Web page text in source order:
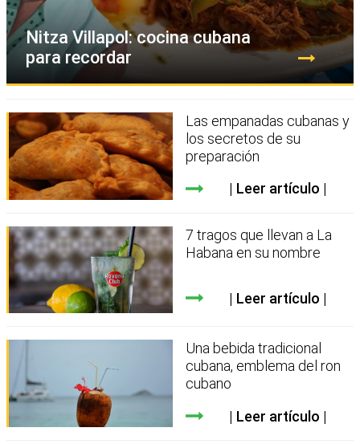
Nitza Villapol: cocina cubana
para recordar
Las empanadas cubanas y
los secretos de su
preparación
Leer artículo
7 tragos que llevan a La
Habana en su nombre
Leer artículo
Una bebida tradicional
cubana, emblema del ron
cubano
Leer artículo